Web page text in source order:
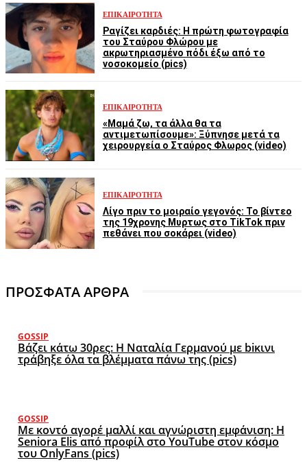
ΕΠΙΚΑΙΡΌΤΗΤΑ
Ραγίζει καρδιές: Η πρώτη φωτογραφία
του Σταύρου Φλώρου με
ακρωτηριασμένο πόδι έξω από το
νοσοκομείο (pics)
ΕΠΙΚΑΙΡΌΤΗΤΑ
«Μαμά ζω, τα άλλα θα τα
αντιμετωπίσουμε»: Ξύπνησε μετά τα
χειρουργεία ο Σταύρος Φλωρος (video)
ΕΠΙΚΑΙΡΌΤΗΤΑ
Λίγο πριν το μοιραίο γεγονός: Το βίντεο
της 19χρονης Μυρτως στο TikTok πριν
πεθάνει που σοκάρει (video)
ΠΡΟΣΦΑΤΑ ΑΡΘΡΑ
GOSSIP
Βάζει κάτω 30ρες: Η Ναταλία Γερμανού με biκινι
τράβηξε όλα τα βλέμματα πάνω της (pics)
GOSSIP
Με κοντό αγορέ μαλλί και αγνώριστη εμφάνιση: Η
Seniora Elis από προφίλ στο YouTube στον κόσμο
του OnlyFans (pics)